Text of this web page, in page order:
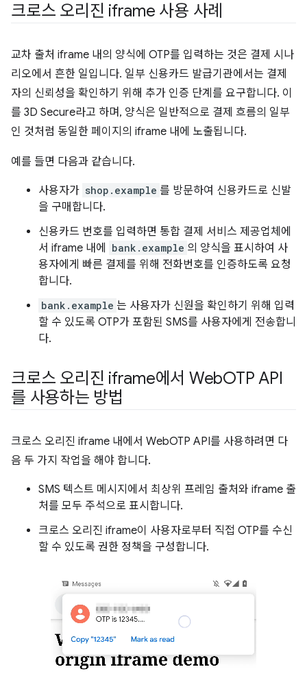
크로스 오리진 iframe 사용 사례
교차 출처 iframe 내의 양식에 OTP를 입력하는 것은 결제 시나
리오에서 흔한 일입니다. 일부 신용카드 발급기관에서는 결제
자의 신뢰성을 확인하기 위해 추가 인증 단계를 요구합니다. 이
를 3D Secure라고 하며, 양식은 일반적으로 결제 흐름의 일부
인 것처럼 동일한 페이지의 iframe 내에 노출됩니다.
예를 들면 다음과 같습니다.
사용자가 shop.example 를 방문하여 신용카드로 신발
을 구매합니다.
신용카드 번호를 입력하면 통합 결제 서비스 제공업체에
서 iframe 내에
bank.example 의 양식을 표시하여 사
용자에게 빠른 결제를 위해 전화번호를 인증하도록 요청
합니다.
bank.example 는 사용자가 신원을 확인하기 위해 입력
할 수 있도록 OTP가 포함된 SMS를 사용자에게 전송합니
다.
크로스 오리진 iframe에서 WebOTP API
를 사용하는 방법
크로스 오리진 iframe 내에서 WebOTP API를 사용하려면 다
음 두 가지 작업을 해야 합니다.
SMS 텍스트 메시지에서 최상위 프레임 출처와 iframe 출
처를 모두 주석으로 표시합니다.
크로스 오리진 iframe이 사용자로부터 직접 OTP를 수신
할 수 있도록 권한 정책을 구성합니다.